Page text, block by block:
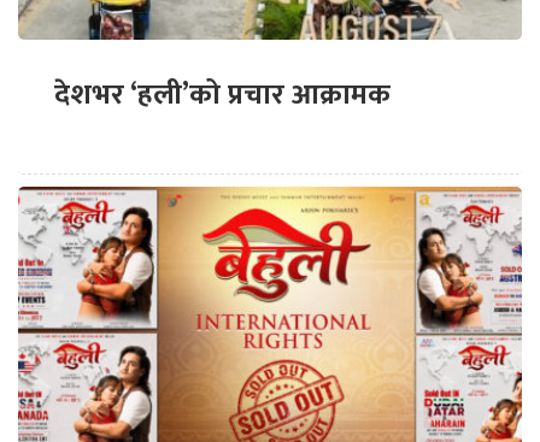
देशभर ‘हली’को प्रचार आक्रामक